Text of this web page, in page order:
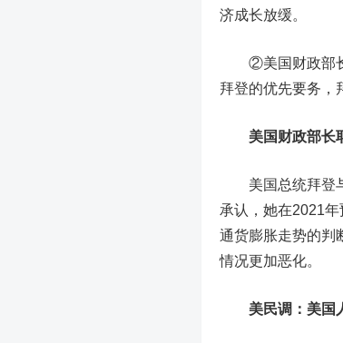
济成长放缓。
②美国财政部长
拜登的优先要务，
美国财政部长
美国总统拜登与
承认，她在2021
通货膨胀走势的判
情况更加恶化。
美民调：美国